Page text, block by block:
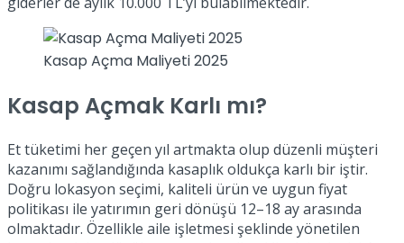
Kasap Açma Maliyeti 2025
Kasap Açmak Karlı mı?
Et tüketimi her geçen yıl artmakta olup düzenli müşteri
kazanımı sağlandığında kasaplık oldukça karlı bir iştir.
Doğru lokasyon seçimi, kaliteli ürün ve uygun fiyat
politikası ile yatırımın geri dönüşü 12–18 ay arasında
olmaktadır. Özellikle aile işletmesi şeklinde yönetilen